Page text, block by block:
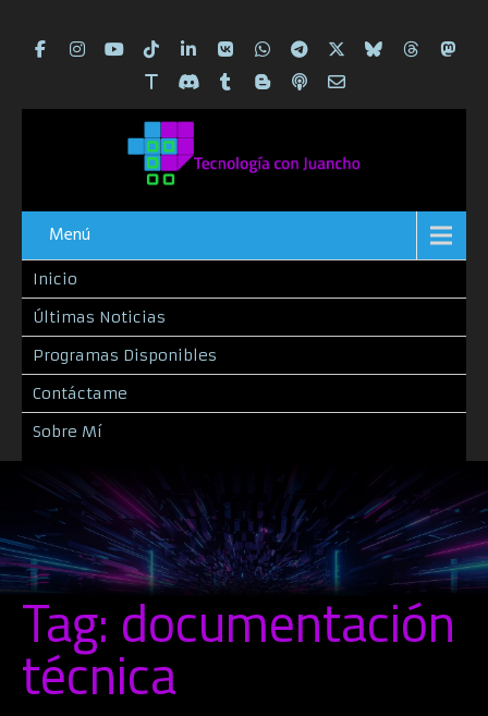
Menú
Inicio
Últimas Noticias
Programas Disponibles
Contáctame
Sobre Mí
Tag: documentación
técnica